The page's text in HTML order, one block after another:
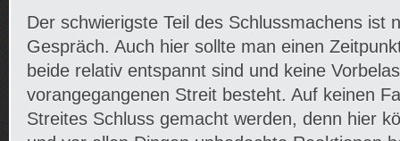
Der schwierigste Teil des Schlussmachens ist
Gespräch. Auch hier sollte man einen
beide relativ entspannt sind und keine
vorangegangenen Streit besteht. Auf keinen
Streites Schluss gemacht werden, denn hier